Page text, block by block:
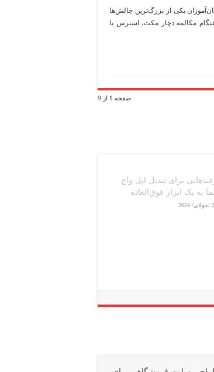
یکی از بزرگ‌ترین چالش‌ها
مکالمه دچار مکث، استرس یا
صفحه 1 از 9
معرفی ۵ گوشی با پردازشگر
2 /جولای/ 2024